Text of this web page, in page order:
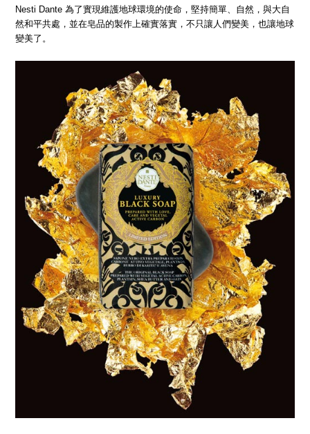
Nesti Dante 為了實現維護地球環境的使命，堅持簡單、自然，與大自
然和平共處，並在皂品的製作上確實落實，不只讓人們變美，也讓地球
變美了。